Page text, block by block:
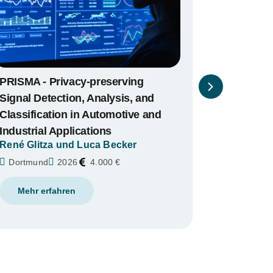
LEAP - Label-effiziente akustische
Prädiktion der Prozessstabilität
Dortmund 2026 8.000 €